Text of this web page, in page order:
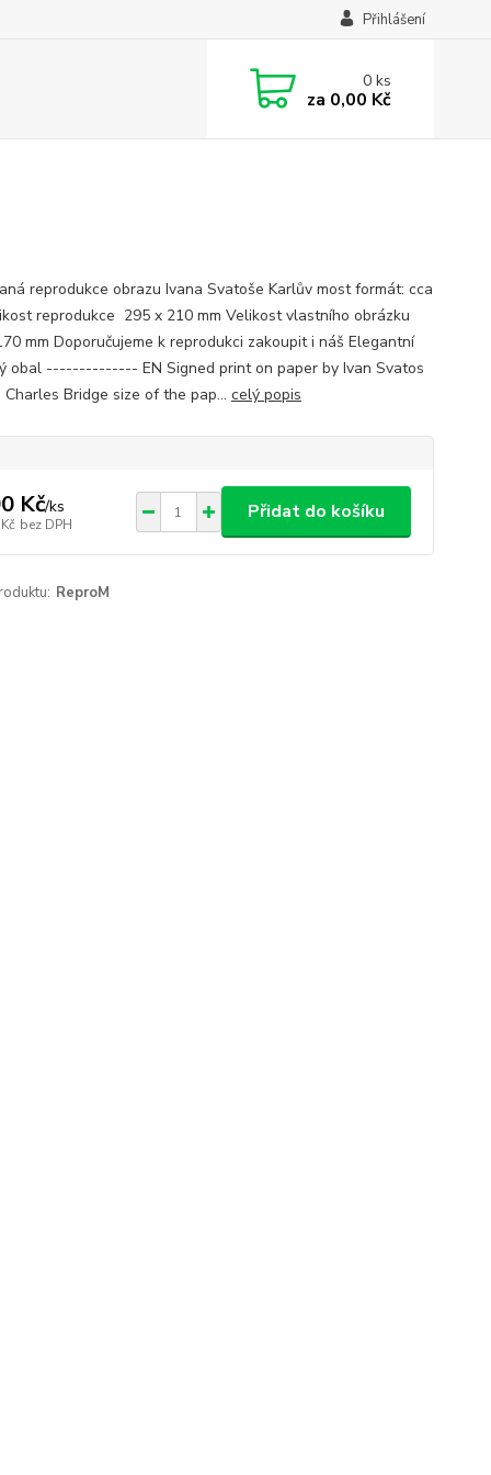
Přihlášení
0ks
za 0,00 Kč
reprodukce obrazu Ivana Svatoše Karlův most formát: cca
reprodukce 295 x 210 mm Velikost vlastního obrázku
mm Doporučujeme k reprodukci zakoupit i náš Elegantní
obal -------------- EN Signed print on paper by Ivan Svatos
Charles Bridge size of the pap... celý popis
Kč/ks
bez DPH
Přidat do košíku
ReproM